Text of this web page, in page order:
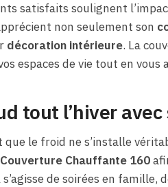
satisfaits soulignent
non seulement son
décoration intérieure. La
espaces de vie tout en
tout l’hiver
que le froid ne s’installe
Couverture Chauffante 160
s’agisse de soirées en